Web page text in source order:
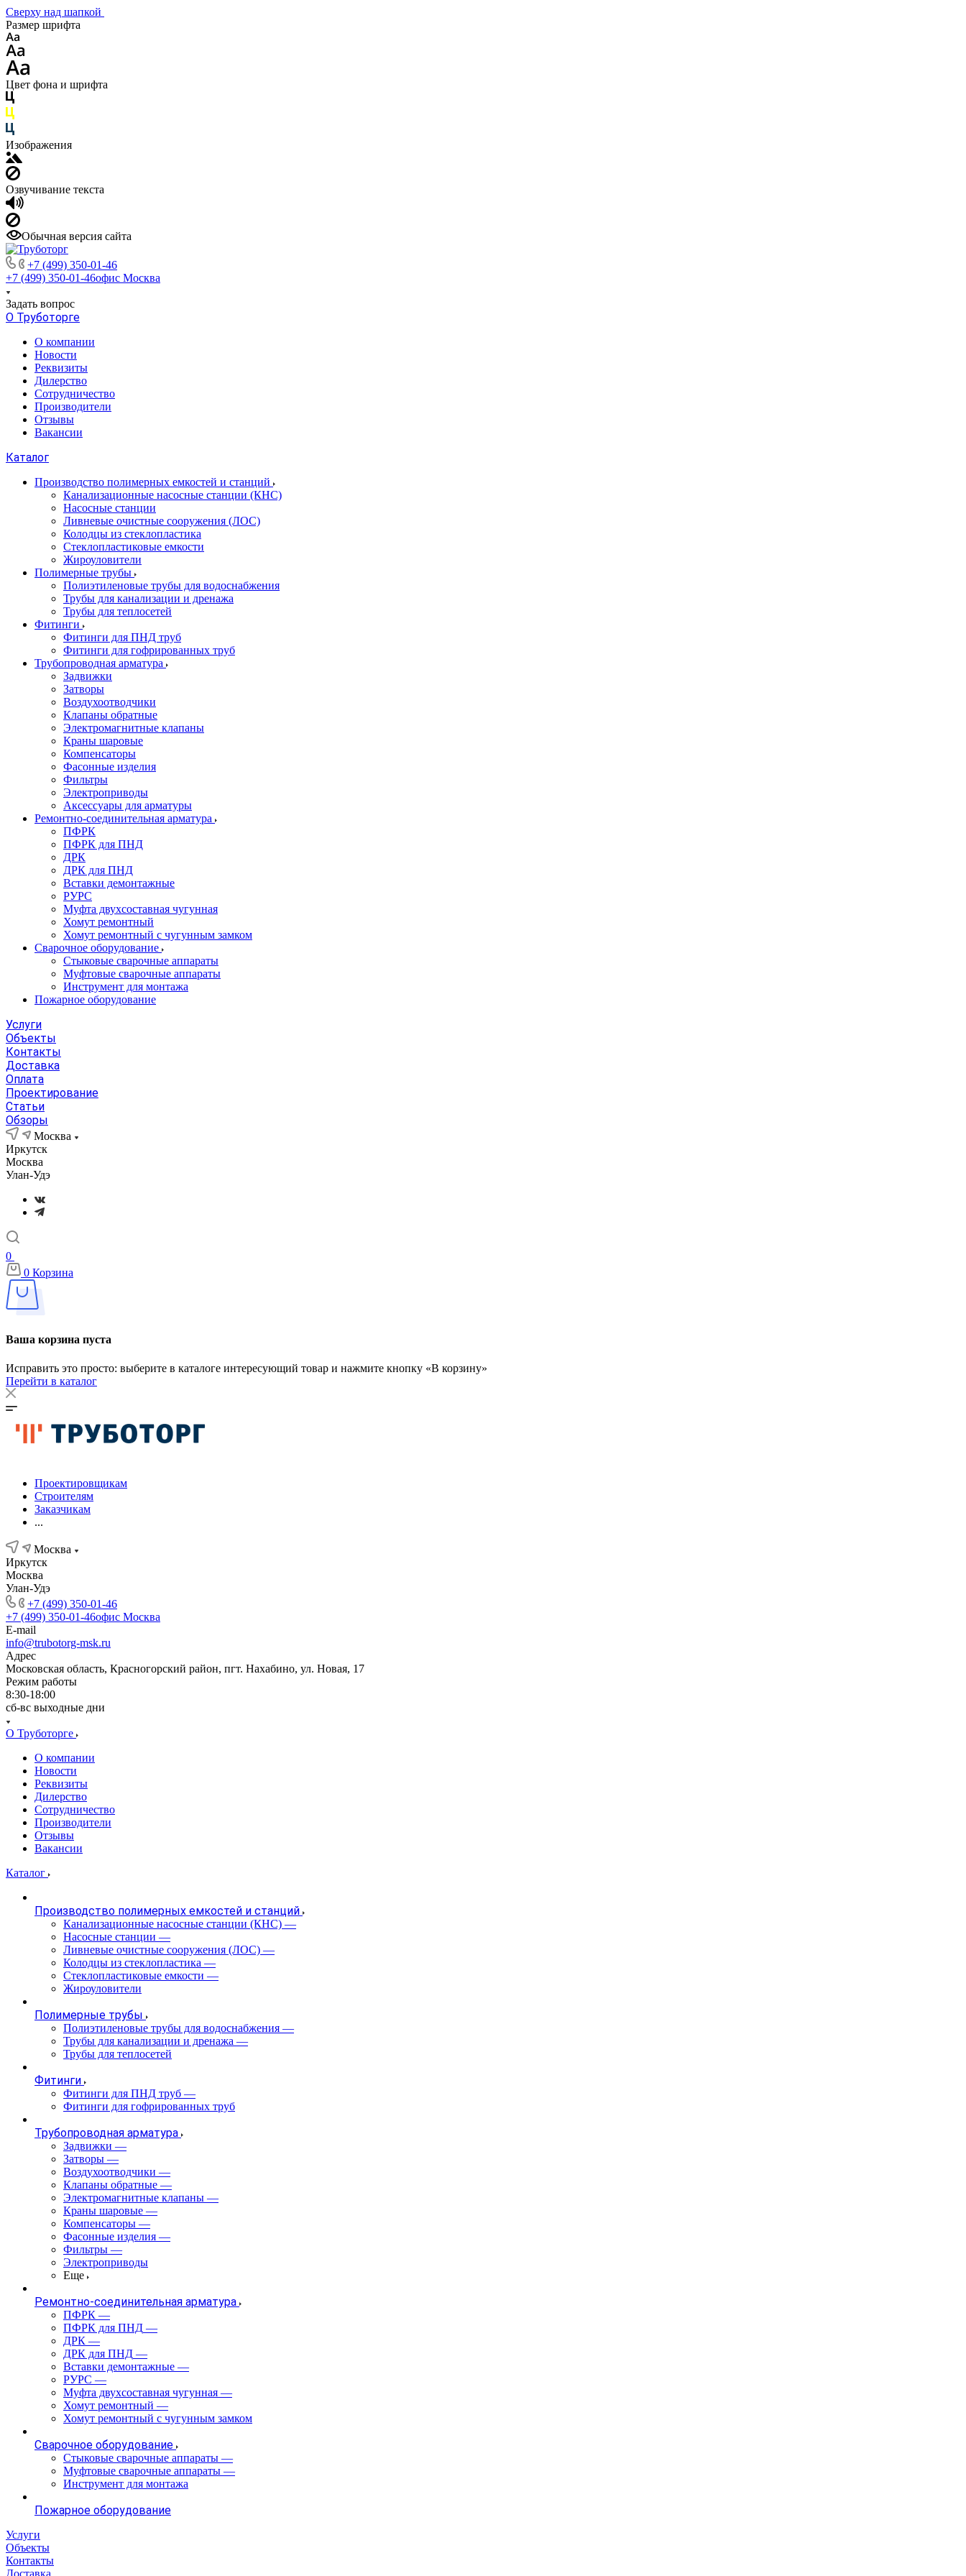
Сверху над шапкой
Размер шрифта
Цвет фона и шрифта
Изображения
Озвучивание текста
Обычная версия сайта
+7 (499) 350-01-46
+7 (499) 350-01-46офис Москва
Задать вопрос
О Труботорге
О компании
Новости
Реквизиты
Дилерство
Сотрудничество
Производители
Отзывы
Вакансии
Каталог
Производство полимерных емкостей и станций
Канализационные насосные станции (КНС)
Насосные станции
Ливневые очистные сооружения (ЛОС)
Колодцы из стеклопластика
Стеклопластиковые емкости
Жироуловители
Полимерные трубы
Полиэтиленовые трубы для водоснабжения
Трубы для канализации и дренажа
Трубы для теплосетей
Фитинги
Фитинги для ПНД труб
Фитинги для гофрированных труб
Трубопроводная арматура
Задвижки
Затворы
Воздухоотводчики
Клапаны обратные
Электромагнитные клапаны
Краны шаровые
Компенсаторы
Фасонные изделия
Фильтры
Электроприводы
Аксессуары для арматуры
Ремонтно-соединительная арматура
ПФРК
ПФРК для ПНД
ДРК
ДРК для ПНД
Вставки демонтажные
РУРС
Муфта двухсоставная чугунная
Хомут ремонтный
Хомут ремонтный с чугунным замком
Сварочное оборудование
Стыковые сварочные аппараты
Муфтовые сварочные аппараты
Инструмент для монтажа
Пожарное оборудование
Услуги
Объекты
Контакты
Доставка
Оплата
Проектирование
Статьи
Обзоры
Москва
Иркутск
Москва
Улан-Удэ
0
0 Корзина
Ваша корзина пуста
Исправить это просто: выберите в каталоге интересующий товар и нажмите кнопку «В корзину»
Перейти в каталог
Проектировщикам
Строителям
Заказчикам
...
Москва
Иркутск
Москва
Улан-Удэ
+7 (499) 350-01-46
+7 (499) 350-01-46офис Москва
E-mail
info@trubotorg-msk.ru
Адрес
Московская область, Красногорский район, пгт. Нахабино, ул. Новая, 17
Режим работы
8:30-18:00
сб-вс выходные дни
О Труботорге
О компании
Новости
Реквизиты
Дилерство
Сотрудничество
Производители
Отзывы
Вакансии
Каталог
Производство полимерных емкостей и станций
Канализационные насосные станции (КНС) —
Насосные станции —
Ливневые очистные сооружения (ЛОС) —
Колодцы из стеклопластика —
Стеклопластиковые емкости —
Жироуловители
Полимерные трубы
Полиэтиленовые трубы для водоснабжения —
Трубы для канализации и дренажа —
Трубы для теплосетей
Фитинги
Фитинги для ПНД труб —
Фитинги для гофрированных труб
Трубопроводная арматура
Задвижки —
Затворы —
Воздухоотводчики —
Клапаны обратные —
Электромагнитные клапаны —
Краны шаровые —
Компенсаторы —
Фасонные изделия —
Фильтры —
Электроприводы
Еще
Ремонтно-соединительная арматура
ПФРК —
ПФРК для ПНД —
ДРК —
ДРК для ПНД —
Вставки демонтажные —
РУРС —
Муфта двухсоставная чугунная —
Хомут ремонтный —
Хомут ремонтный с чугунным замком
Сварочное оборудование
Стыковые сварочные аппараты —
Муфтовые сварочные аппараты —
Инструмент для монтажа
Пожарное оборудование
Услуги
Объекты
Контакты
Доставка